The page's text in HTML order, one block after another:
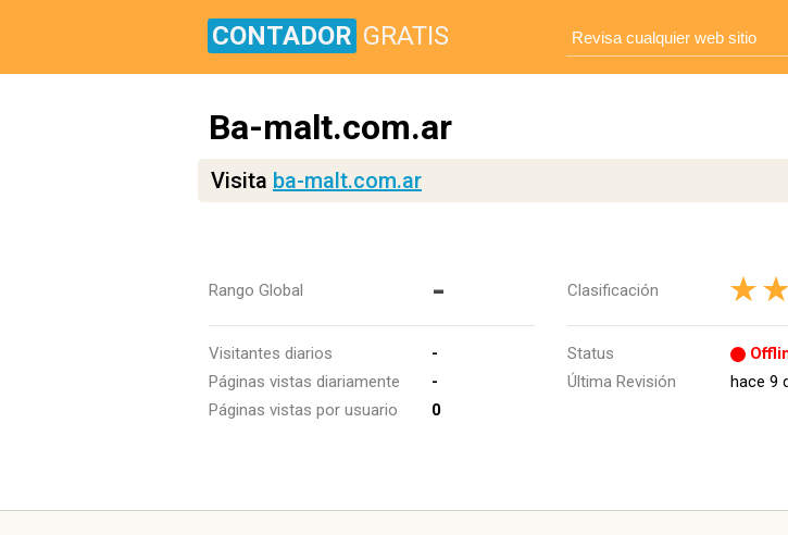
CONTADOR GRATIS
Ba-malt.com.ar
Visita ba-malt.com.ar
Rango Global -
Visitantes diarios
-
Páginas vistas diariamente
-
Páginas vistas por usuario
0
Clasificación
Status
Última Revisión
hace 9